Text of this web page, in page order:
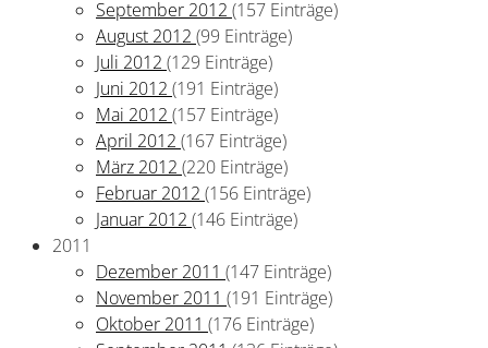
September 2012 (157 Einträge)
August 2012 (99 Einträge)
Juli 2012 (129 Einträge)
Juni 2012 (191 Einträge)
Mai 2012 (157 Einträge)
April 2012 (167 Einträge)
März 2012 (220 Einträge)
Februar 2012 (156 Einträge)
Januar 2012 (146 Einträge)
2011
Dezember 2011 (147 Einträge)
November 2011 (191 Einträge)
Oktober 2011 (176 Einträge)